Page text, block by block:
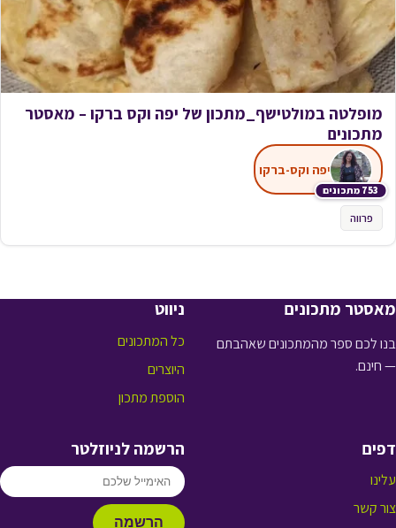
מופלטה במולטישף_מתכון של יפה וקס ברקו – מאסטר
מתכונים
753 מתכונים
יפה וקס-ברקו
פרווה
מאסטר מתכונים
בנו לכם ספר מהמתכונים שאהבתם
— חינם.
ניווט
כל המתכונים
היוצרים
הוספת מתכון
דפים
עלינו
צור קשר
הרשמה לניוזלטר
הרשמה